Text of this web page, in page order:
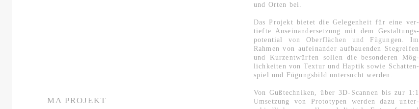
MA PROJEKT
und Orten bei.
Das Pro­jekt bie­tet die Ge­le­gen­heit für eine ver­
tief­te Aus­ein­an­der­set­zung mit dem Ge­stal­tungs­
po­ten­ti­al von Ober­flä­chen und Fü­gun­gen. Im
Rah­men von auf­ein­an­der auf­bau­en­den Steg­rei­fen
und Kur­z­ent­wür­fen sol­len die be­son­de­ren Mög­
lich­kei­ten von Tex­tur und Hap­tik sowie Schat­ten­
spiel und Fü­gungs­bild un­ter­sucht wer­den.
Von Guß­tech­ni­ken, über 3D-Scan­nen bis zur 1:1
Um­set­zung von Pro­to­ty­pen wer­den dazu un­ter­